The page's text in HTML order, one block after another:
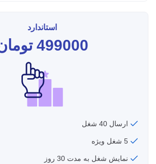
استاندارد
499000 تومان
ارسال 40 شغل
5 شغل ویژه
نمایش شغل به مدت 30 روز